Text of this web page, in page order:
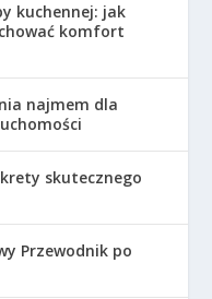
kuchennej: jak
komfort
najmem dla
skutecznego
Przewodnik po